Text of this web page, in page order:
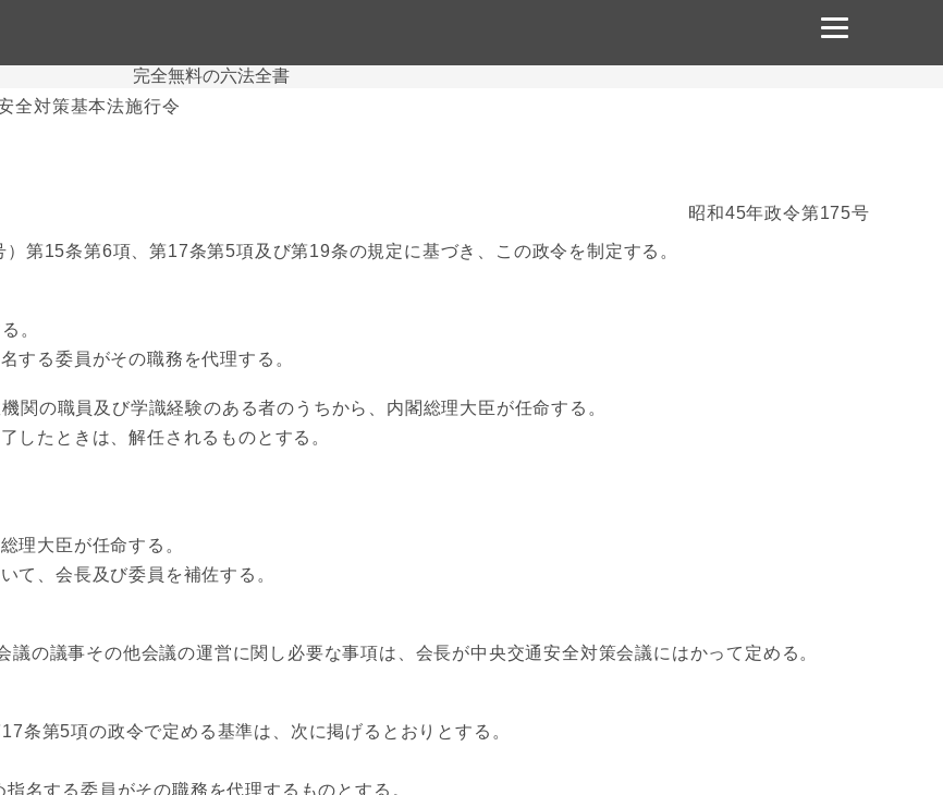
完全無料の六法全書
全対策基本法施行令
昭和45年政令第175号
第15条第6項、第17条第5項及び第19条の規定に基づき、この政令を制定する。
。
する委員がその職務を代理する。
の職員及び学識経験のある者のうちから、内閣総理大臣が任命する。
たときは、解任されるものとする。
理大臣が任命する。
て、会長及び委員を補佐する。
の議事その他会議の運営に関し必要な事項は、会長が中央交通安全対策会議にはかって定める。
条第5項の政令で定める基準は、次に掲げるとおりとする。
名する委員がその職務を代理するものとする。